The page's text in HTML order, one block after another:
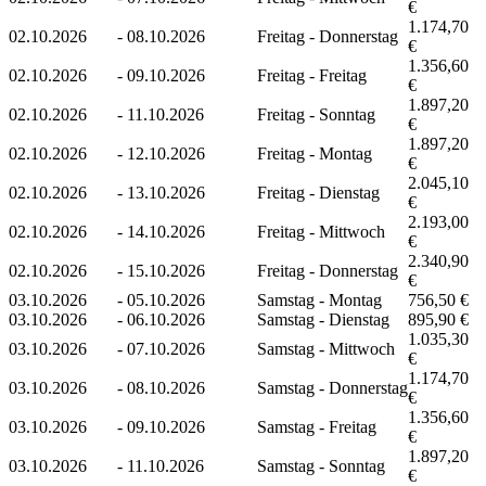
€
02.10.2026
- 08.10.2026 Freitag - Donnerstag
1.174,70
€
02.10.2026
- 09.10.2026 Freitag - Freitag
1.356,60
€
02.10.2026
- 11.10.2026 Freitag - Sonntag
1.897,20
€
02.10.2026
- 12.10.2026 Freitag - Montag
1.897,20
€
02.10.2026
- 13.10.2026 Freitag - Dienstag
2.045,10
€
02.10.2026
- 14.10.2026 Freitag - Mittwoch
2.193,00
€
02.10.2026
- 15.10.2026 Freitag - Donnerstag
2.340,90
€
03.10.2026
- 05.10.2026 Samstag - Montag
756,50 €
03.10.2026
- 06.10.2026 Samstag - Dienstag
895,90 €
03.10.2026
- 07.10.2026 Samstag - Mittwoch
1.035,30
€
03.10.2026
- 08.10.2026 Samstag - Donnerstag
1.174,70
€
03.10.2026
- 09.10.2026 Samstag - Freitag
1.356,60
€
03.10.2026
- 11.10.2026 Samstag - Sonntag
1.897,20
€